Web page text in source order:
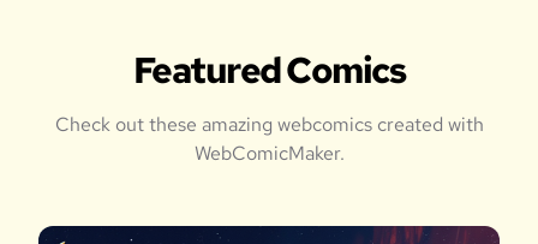
Featured Comics
Check out these amazing webcomics created with
WebComicMaker.